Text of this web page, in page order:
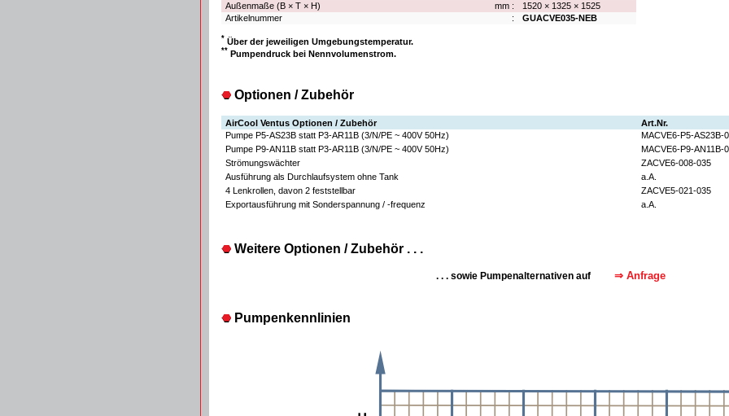
Außenmaße (B × T × H)
Artikelnummer
mm :
:
1520 × 1325 × 1525
GUACVE035-NEB
* Über der jeweiligen Umgebungstemperatur.
** Pumpendruck bei Nennvolumenstrom.
Optionen / Zubehör
AirCool Ventus Optionen / Zubehör
Art.Nr.
Pumpe P5-AS23B statt P3-AR11B (3/N/PE ~ 400V 50Hz)
MACVE6-P5-AS23B-
Pumpe P9-AN11B statt P3-AR11B (3/N/PE ~ 400V 50Hz)
MACVE6-P9-AN11B-
Strömungswächter
ZACVE6-008-035
Ausführung als Durchlaufsystem ohne Tank
a.A.
4 Lenkrollen, davon 2 feststellbar
ZACVE5-021-035
Exportausführung mit Sonderspannung / -frequenz
a.A.
Weitere Optionen / Zubehör . . .
. . . sowie Pumpenalternativen auf ⇒ Anfrage
Pumpenkennlinien